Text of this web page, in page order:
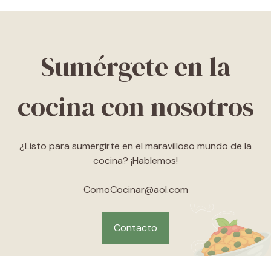
Sumérgete en la
cocina con nosotros
¿Listo para sumergirte en el maravilloso mundo de la
cocina? ¡Hablemos!
ComoCocinar@aol.com
Contacto